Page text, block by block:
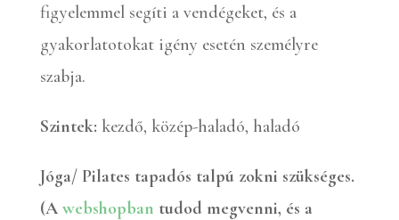
figyelemmel segíti a vendégeket, és a
gyakorlatotokat igény esetén személyre
szabja.
Szintek: kezdő, közép-haladó, haladó
Jóga/ Pilates tapadós talpú zokni szükséges.
(A webshopban tudod megvenni, és a